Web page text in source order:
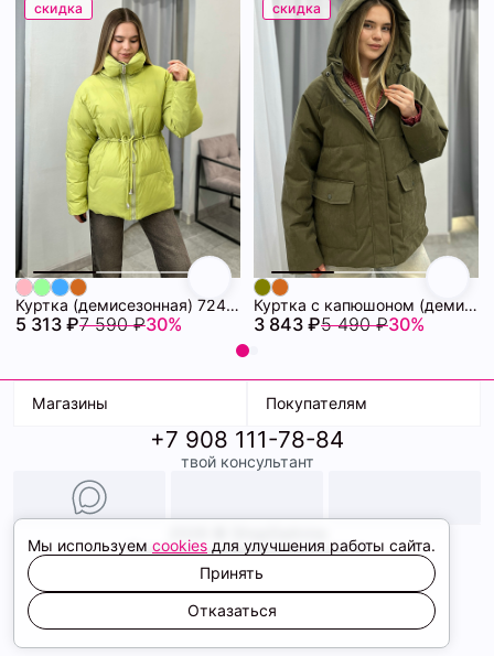
скидка
Куртка (демисезонная) 72462280\26
5 313 ₽7 590 ₽30%
скидка
Куртка с капюшоном (демисезонная) 72462086\434
3 843 ₽5 490 ₽30%
Магазины
ТК Терминал
ТРК Континент
Покупателям
Доставка
Условия оплаты
Образы
+7 908 111-78-84
твой консультант
Политика конфиденциальности
Соглашение cookie
Сайт создали
Мы используем cookies для улучшения работы сайта.
Принять
Отказаться